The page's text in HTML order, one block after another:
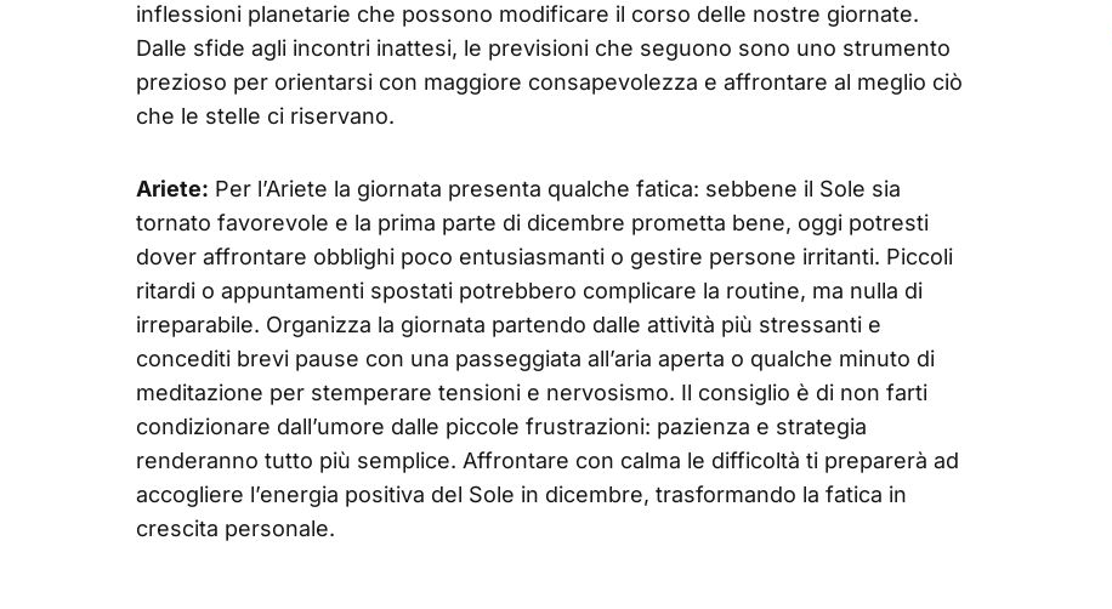
inflessioni planetarie che possono modificare il corso delle nostre giornate.
Dalle sfide agli incontri inattesi, le previsioni che seguono sono uno strumento
prezioso per orientarsi con maggiore consapevolezza e affrontare al meglio ciò
che le stelle ci riservano.
Ariete: Per l’Ariete la giornata presenta qualche fatica: sebbene il Sole sia
tornato favorevole e la prima parte di dicembre prometta bene, oggi potresti
dover affrontare obblighi poco entusiasmanti o gestire persone irritanti. Piccoli
ritardi o appuntamenti spostati potrebbero complicare la routine, ma nulla di
irreparabile. Organizza la giornata partendo dalle attività più stressanti e
concediti brevi pause con una passeggiata all’aria aperta o qualche minuto di
meditazione per stemperare tensioni e nervosismo. Il consiglio è di non farti
condizionare dall’umore dalle piccole frustrazioni: pazienza e strategia
renderanno tutto più semplice. Affrontare con calma le difficoltà ti preparerà ad
accogliere l’energia positiva del Sole in dicembre, trasformando la fatica in
crescita personale.